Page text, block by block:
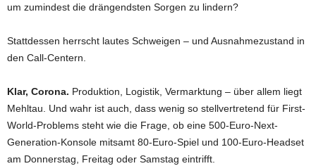
um zumindest die drängendsten Sorgen zu lindern?
Stattdessen herrscht lautes Schweigen – und Ausnahmezustand in
den Call-Centern.
Klar, Corona. Produktion, Logistik, Vermarktung – über allem liegt
Mehltau. Und wahr ist auch, dass wenig so stellvertretend für First-
World-Problems steht wie die Frage, ob eine 500-Euro-Next-
Generation-Konsole mitsamt 80-Euro-Spiel und 100-Euro-Headset
am Donnerstag, Freitag oder Samstag eintrifft.